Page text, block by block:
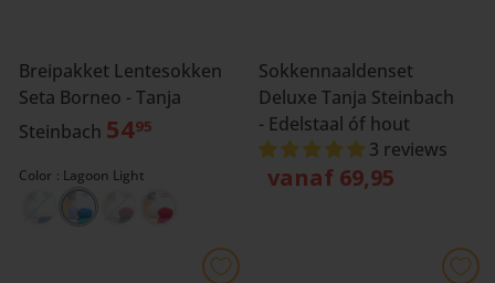
Breipakket Lentesokken
Seta Borneo - Tanja
Steinbach 5495
Color Lagoon Light
Sokkennaaldenset
Deluxe Tanja Steinbach
- Edelstaal óf hout
3 reviews
vanaf 69,95